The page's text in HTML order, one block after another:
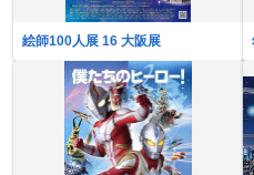
絵師100人展 16 大阪展